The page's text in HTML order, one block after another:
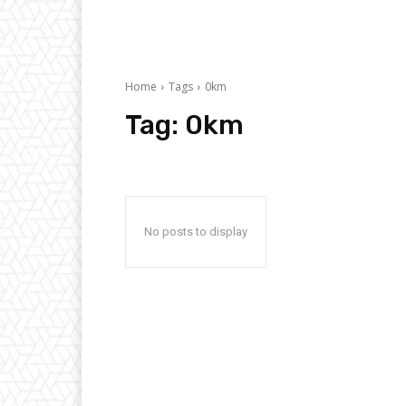
Home Tags 0km
Tag: 0km
No posts to display